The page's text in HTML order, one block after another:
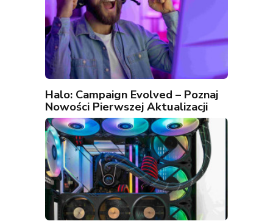
Halo: Campaign Evolved – Poznaj
Nowości Pierwszej Aktualizacji